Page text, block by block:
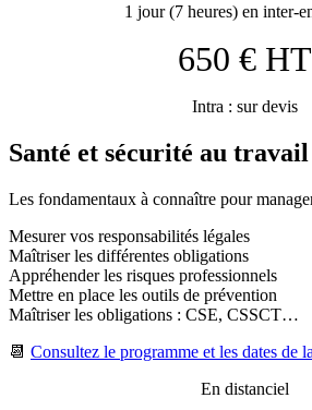
1 jour (7 heures) en inter-
650 € HT
Intra : sur devis
Santé et sécurité au travail
Les fondamentaux à connaître pour
Mesurer vos responsabilités légales
Maîtriser les différentes obligations
Appréhender les risques professionnels
Mettre en place les outils de prévention
Maîtriser les obligations : CSE, CSSCT…
📆 Consultez le programme et les dates de
En distanciel